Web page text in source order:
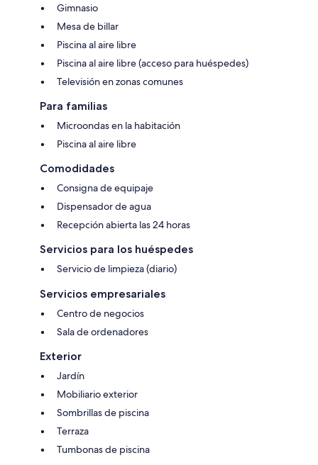
Gimnasio
Mesa de billar
Piscina al aire libre
Piscina al aire libre (acceso para huéspedes)
Televisión en zonas comunes
Para familias
Microondas en la habitación
Piscina al aire libre
Comodidades
Consigna de equipaje
Dispensador de agua
Recepción abierta las 24 horas
Servicios para los huéspedes
Servicio de limpieza (diario)
Servicios empresariales
Centro de negocios
Sala de ordenadores
Exterior
Jardín
Mobiliario exterior
Sombrillas de piscina
Terraza
Tumbonas de piscina